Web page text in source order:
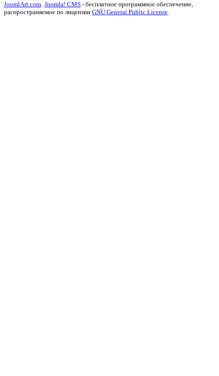
JoomlArt.com. Joomla! CMS - бесплатное программное обеспечение,
распространяемое по лицензии GNU General Public License.